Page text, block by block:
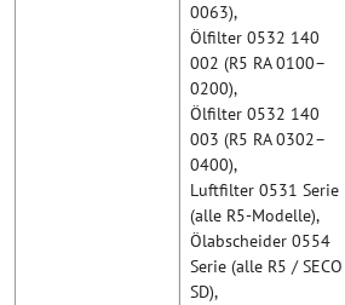
0063),
Ölfilter 0532 140
002 (R5 RA 0100–
0200),
Ölfilter 0532 140
003 (R5 RA 0302–
0400),
Luftfilter 0531 Serie
(alle R5-Modelle),
Ölabscheider 0554
Serie (alle R5 / SECO
SD),